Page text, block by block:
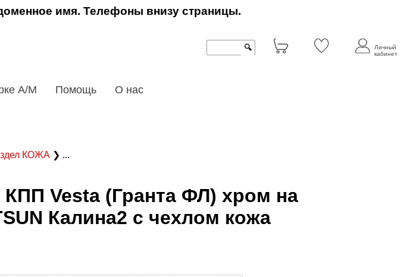
имя. Телефоны внизу страницы.
🔍
Личный
кабинет
А/М Помощь О нас
КОЖА ❯ ...
КПП Vesta (Гранта ФЛ) хром на
Калина2 с чехлом кожа